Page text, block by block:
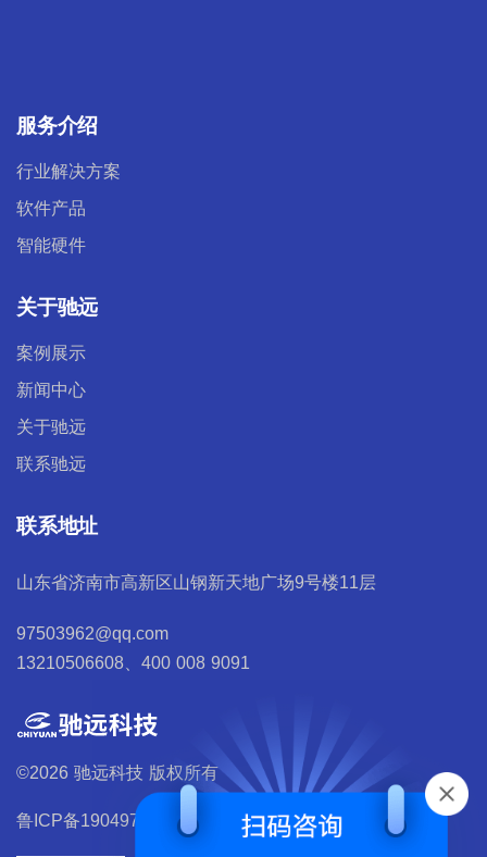
服务介绍
行业解决方案
软件产品
智能硬件
关于驰远
案例展示
新闻中心
关于驰远
联系驰远
联系地址
山东省济南市高新区山钢新天地广场9号楼11层
97503962@qq.com
13210506608、400 008 9091
©2026 驰远科技 版权所有
鲁ICP备19049700号